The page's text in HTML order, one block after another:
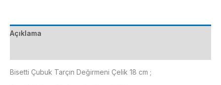
cm
adet
Açıklama
Bisetti Çubuk Tarçın Değirmeni Çelik 18 cm ;